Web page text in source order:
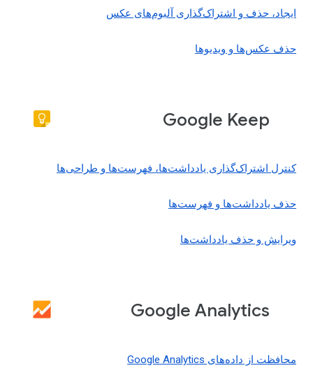
ایجاد، حذف و اشتراک‌گذاری آلبوم‌های عکس
حذف عکس‌ها و ویدیوها
Google Keep
کنترل اشتراک‌گذاری یادداشت‌ها، فهرست‌ها و طراحی‌ها
حذف یادداشت‌ها و فهرست‌ها
ویرایش و حذف یادداشت‌ها
Google Analytics
محافظت از داده‌های Google Analytics